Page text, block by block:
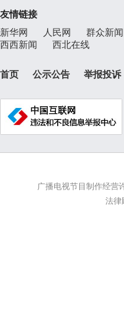
友情链接
新华网
人民网 群众新闻
西西新闻
西北在线
首页 公示公告 举报投诉
广播电视节目制作经
法